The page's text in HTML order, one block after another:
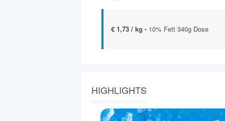
€ 1,73 / kg - 10% Fett 340g Dose
HIGHLIGHTS